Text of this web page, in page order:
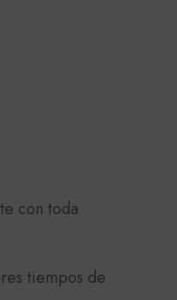
con toda
tiempos de